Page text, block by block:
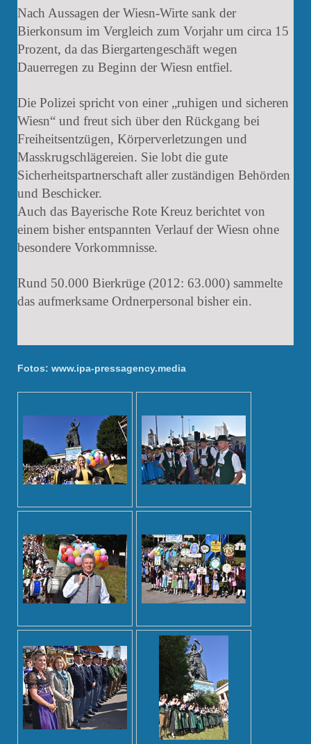
Nach Aussagen der Wiesn-Wirte sank der
Bierkonsum im Vergleich zum Vorjahr um circa 15
Prozent, da das Biergartengeschäft wegen
Dauerregen zu Beginn der Wiesn entfiel.
Die Polizei spricht von einer „ruhigen und sicheren
Wiesn“ und freut sich über den Rückgang bei
Freiheitsentzügen, Körperverletzungen und
Masskrugschlägereien. Sie lobt die gute
Sicherheitspartnerschaft aller zuständigen Behörden
und Beschicker.
Auch das Bayerische Rote Kreuz berichtet von
einem bisher entspannten Verlauf der Wiesn ohne
besondere Vorkommnisse.
Rund 50.000 Bierkrüge (2012: 63.000) sammelte
das aufmerksame Ordnerpersonal bisher ein.
Fotos: www.ipa-pressagency.media